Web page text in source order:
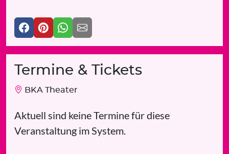
Termine & Tickets
BKA Theater
Aktuell sind keine Termine für diese
Veranstaltung im System.